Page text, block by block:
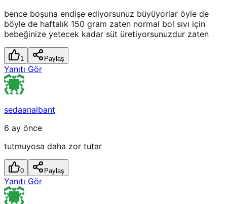
bence boşuna endişe ediyorsunuz büyüyorlar öyle de
böyle de haftalık 150 gram zaten normal bol sıvı için
bebeğinize yetecek kadar süt üretiyorsunuzdur zaten
1 Paylaş
Yanıtı Gör
sedaanalbant
6 ay önce
tutmuyosa daha zor tutar
0 Paylaş
Yanıtı Gör